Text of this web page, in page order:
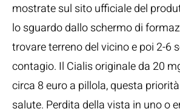
mostrate sul sito ufficiale del
lo sguardo dallo schermo di
trovare terreno del vicino e poi 2-6
contagio. Il Cialis originale da 20
circa 8 euro a pillola, questa
salute. Perdita della vista in uno o